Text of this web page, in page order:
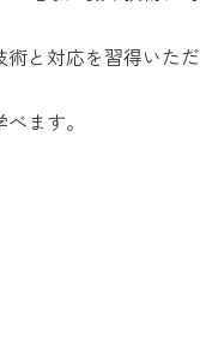
術と対応を習得いた
ます。